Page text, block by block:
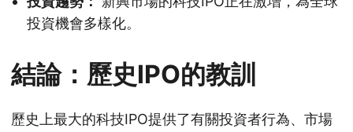
投資機會多樣化。
結論：歷史IPO的教訓
歷史上最大的科技IPO提供了有關投資者行為、市場